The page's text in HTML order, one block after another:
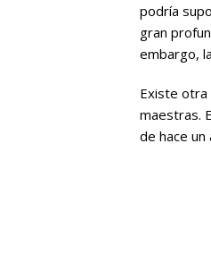
podría
gran
embargo,
Existe otra
maestras.
de hace